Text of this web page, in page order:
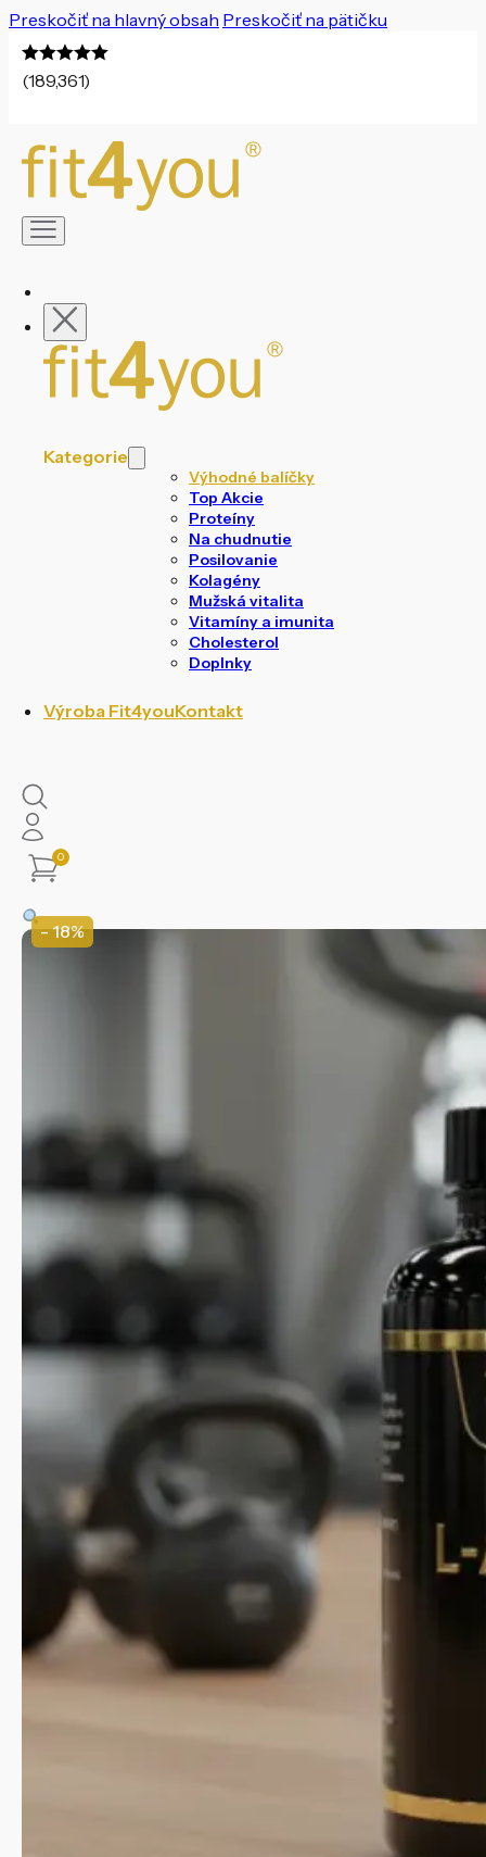
Preskočiť na hlavný obsah Preskočiť na pätičku
(189,361)
Kategorie
Výhodné balíčky
Top Akcie
Proteíny
Na chudnutie
Posilovanie
Kolagény
Mužská vitalita
Vitamíny a imunita
Cholesterol
Doplnky
Výroba Fit4youKontakt
0
- 18%